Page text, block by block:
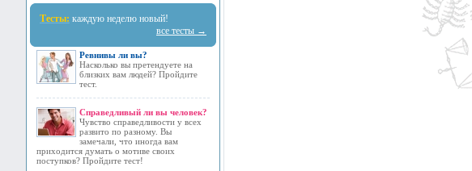
Тесты: каждую неделю новый!
все тесты →
Ревнивы ли вы?
Насколько вы претендуете на
близких вам людей? Пройдите
тест.
Справедливый ли вы человек?
Чувство справедливости у всех
развито по разному. Вы
замечали, что иногда вам
приходится думать о мотиве своих
поступков? Пройдите тест!